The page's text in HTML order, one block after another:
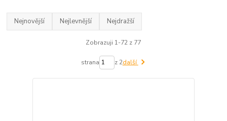
Nejnovější Nejlevnější Nejdražší
Zobrazuji 1-72 z 77
strana z 2další